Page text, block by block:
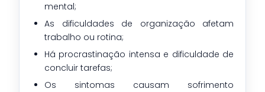
mental;
As dificuldades de organização afetam
trabalho ou rotina;
Há procrastinação intensa e dificuldade de
concluir tarefas;
Os sintomas causam sofrimento